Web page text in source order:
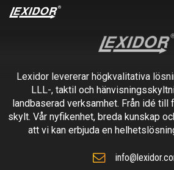
Lexidor levererar högkvalitativa
LLL-, taktil och
landbaserad verksamhet. Från idé till
skylt. Vår nyfikenhet, breda kunskap
att vi kan erbjuda en